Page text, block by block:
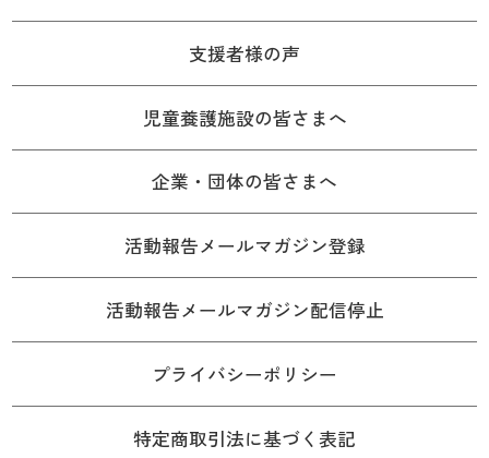
支援者様の声
児童養護施設の皆さまへ
企業・団体の皆さまへ
活動報告メールマガジン登録
活動報告メールマガジン配信停止
プライバシーポリシー
特定商取引法に基づく表記